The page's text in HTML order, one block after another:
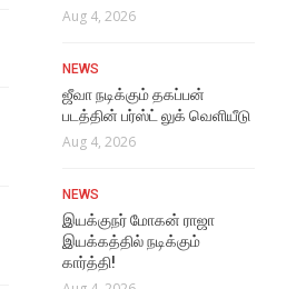
Aug 4, 2026
NEWS
ஜீவா நடிக்கும் தகப்பன்
படத்தின் பர்ஸ்ட் லுக் வெளியீடு
Aug 4, 2026
NEWS
இயக்குநர் மோகன் ராஜா
இயக்கத்தில் நடிக்கும்
கார்த்தி!